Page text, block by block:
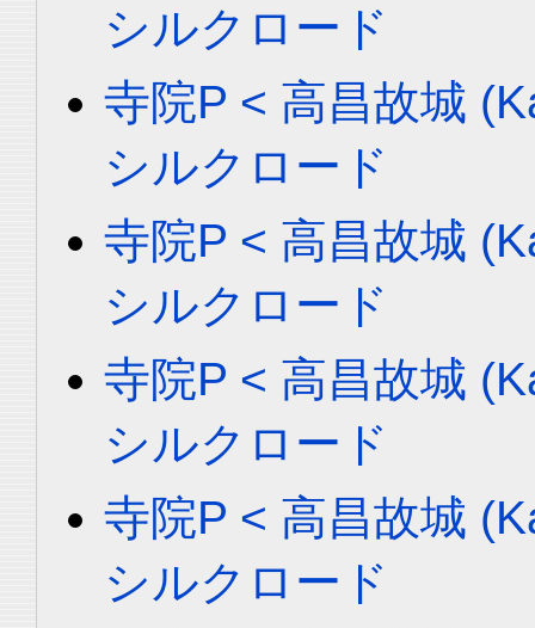
シルクロード
寺院P < 高昌故城
シルクロード
寺院P < 高昌故城
シルクロード
寺院P < 高昌故城
シルクロード
寺院P < 高昌故城
シルクロード